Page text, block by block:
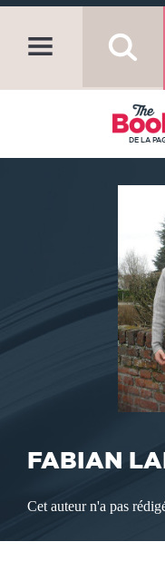
DE LA
FABIAN
Cet auteur n'a pas